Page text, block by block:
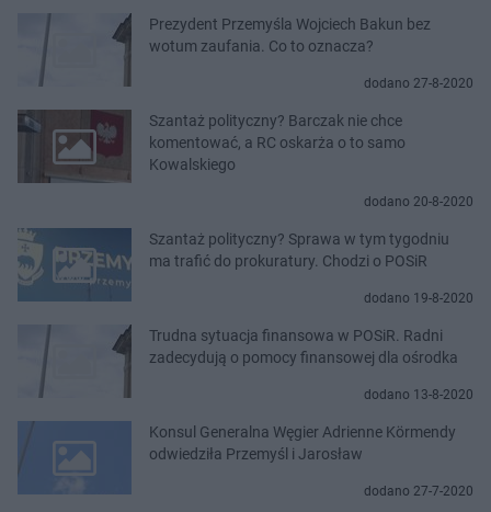
Prezydent Przemyśla Wojciech Bakun bez
wotum zaufania. Co to oznacza?
dodano 27-8-2020
Szantaż polityczny? Barczak nie chce
komentować, a RC oskarża o to samo
Kowalskiego
dodano 20-8-2020
Szantaż polityczny? Sprawa w tym tygodniu
ma trafić do prokuratury. Chodzi o POSiR
dodano 19-8-2020
Trudna sytuacja finansowa w POSiR. Radni
zadecydują o pomocy finansowej dla ośrodka
dodano 13-8-2020
Konsul Generalna Węgier Adrienne Körmendy
odwiedziła Przemyśl i Jarosław
dodano 27-7-2020